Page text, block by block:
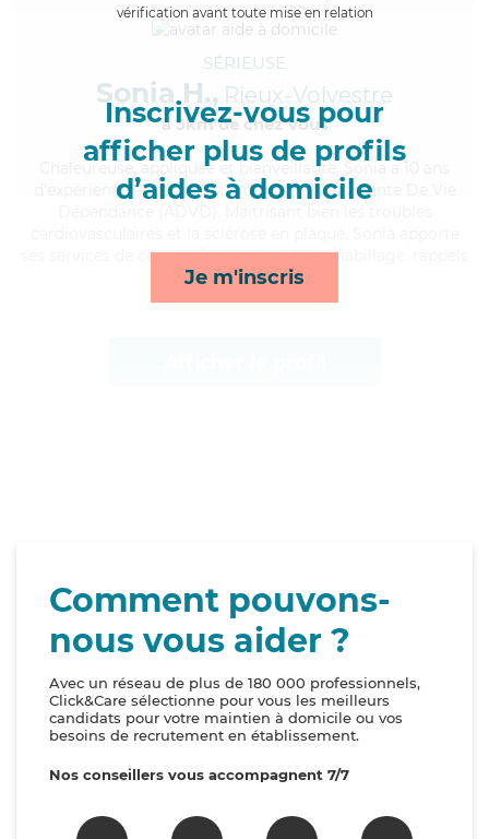
vérification avant toute mise en relation
Inscrivez-vous pour
afficher plus de profils
d’aides à domicile
Je m'inscris
SÉRIEUSE
Sonia H., Rieux-Volvestre
à 5km de chez Vous
, appliquée et bienveillante, Sonia a 10 ans
d'expérience et possède un diplôme d'Assistante De Vie
ses services de courses/livraison, toilette/habillage, rappels
et compagnie/loisirs*
Comment pouvons-
nous vous aider ?
Avec un réseau de plus de 180 000 professionnels,
Click&Care sélectionne pour vous les meilleurs
candidats pour votre maintien à domicile ou vos
besoins de recrutement en établissement.
Nos conseillers vous accompagnent 7/7